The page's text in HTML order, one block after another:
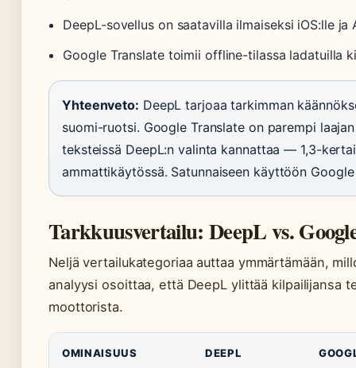
DeepL-sovellus on saatavilla ilmaiseksi iOS:lle ja
Google Translate toimii offline-tilassa ladatuilla
Yhteenveto: DeepL tarjoaa tarkimman
suomi-ruotsi. Google Translate on parempi
teksteissä DeepL:n valinta kannattaa — 1,3-
ammattikäytössä. Satunnaiseen käyttöön
Tarkkuusvertailu: DeepL vs.
Neljä vertailukategoriaa auttaa ymmärtämään,
analyysi osoittaa, että DeepL ylittää kilpailijansa
moottorista.
OMINAISUUS DEEPL